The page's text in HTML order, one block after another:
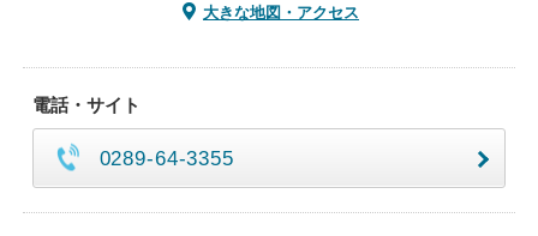
大きな地図・アクセス
電話・サイト
0289-64-3355